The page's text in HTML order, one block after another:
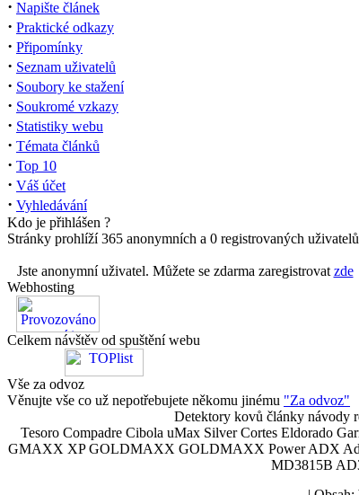
· Napište článek
· Praktické odkazy
· Připomínky
· Seznam uživatelů
· Soubory ke stažení
· Soukromé vzkazy
· Statistiky webu
· Témata článků
· Top 10
· Váš účet
· Vyhledávání
Kdo je přihlášen ?
Stránky prohlíží 365 anonymních a 0 registrovaných
Jste anonymní uživatel. Můžete se zdarma zaregistrovat zde
Webhosting
Celkem návštěv od spuštění webu
Vše za odvoz
Věnujte vše co už nepotřebujete někomu jinému "Za odvoz"
Detektory kovů články návody
Tesoro Compadre Cibola uMax Silver Cortes Eldorado
GMAXX XP GOLDMAXX GOLDMAXX Power ADX
MD3815B